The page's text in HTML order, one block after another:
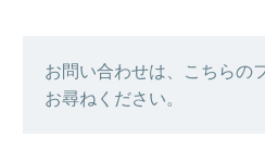
お問い合わせは、こちらの
お尋ねください。